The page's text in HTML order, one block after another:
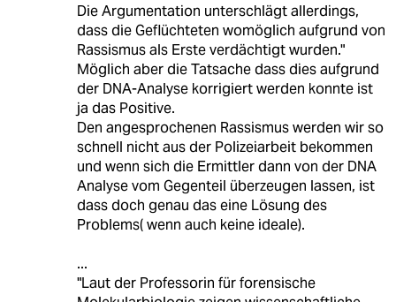
Die Argumentation unterschlägt allerdings,
dass die Geflüchteten womöglich aufgrund von
Rassismus als Erste verdächtigt wurden."
Möglich aber die Tatsache dass dies aufgrund
der DNA-Analyse korrigiert werden konnte ist
ja das Positive.
Den angesprochenen Rassismus werden wir so
schnell nicht aus der Polizeiarbeit bekommen
und wenn sich die Ermittler dann von der DNA
Analyse vom Gegenteil überzeugen lassen, ist
dass doch genau das eine Lösung des
Problems( wenn auch keine ideale).
...
"Laut der Professorin für forensische